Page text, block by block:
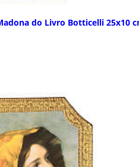
do Livro Botticelli 25x10